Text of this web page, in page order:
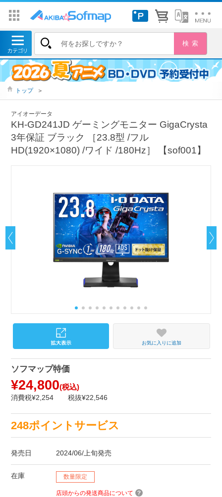
トップ ＞
アイオーデータ
KH-GD241JD ゲーミングモニター GigaCrysta
3年保証 ブラック ［23.8型 /フル
HD(1920×1080) /ワイド /180Hz］ 【sof001】
お気に入りに追加
ソフマップ特価
¥24,800(税込)
消費税¥2,254 税抜¥22,546
248ポイントサービス
発売日 2024/06/上旬発売
在庫 数量限定
店頭からの発送商品について